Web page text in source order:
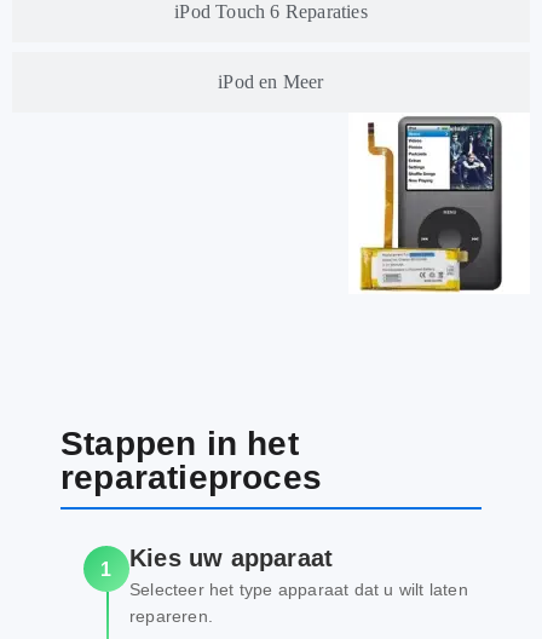
iPod Touch 6 Reparaties
iPod en Meer
Stappen in het
reparatieproces
1 Kies uw apparaat
Selecteer het type apparaat dat u wilt laten
repareren.